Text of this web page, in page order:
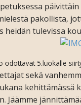
pakollista,
heidän tulevissa
odottavat 5.luokalle
sekä
kehittämässä
Jäämme